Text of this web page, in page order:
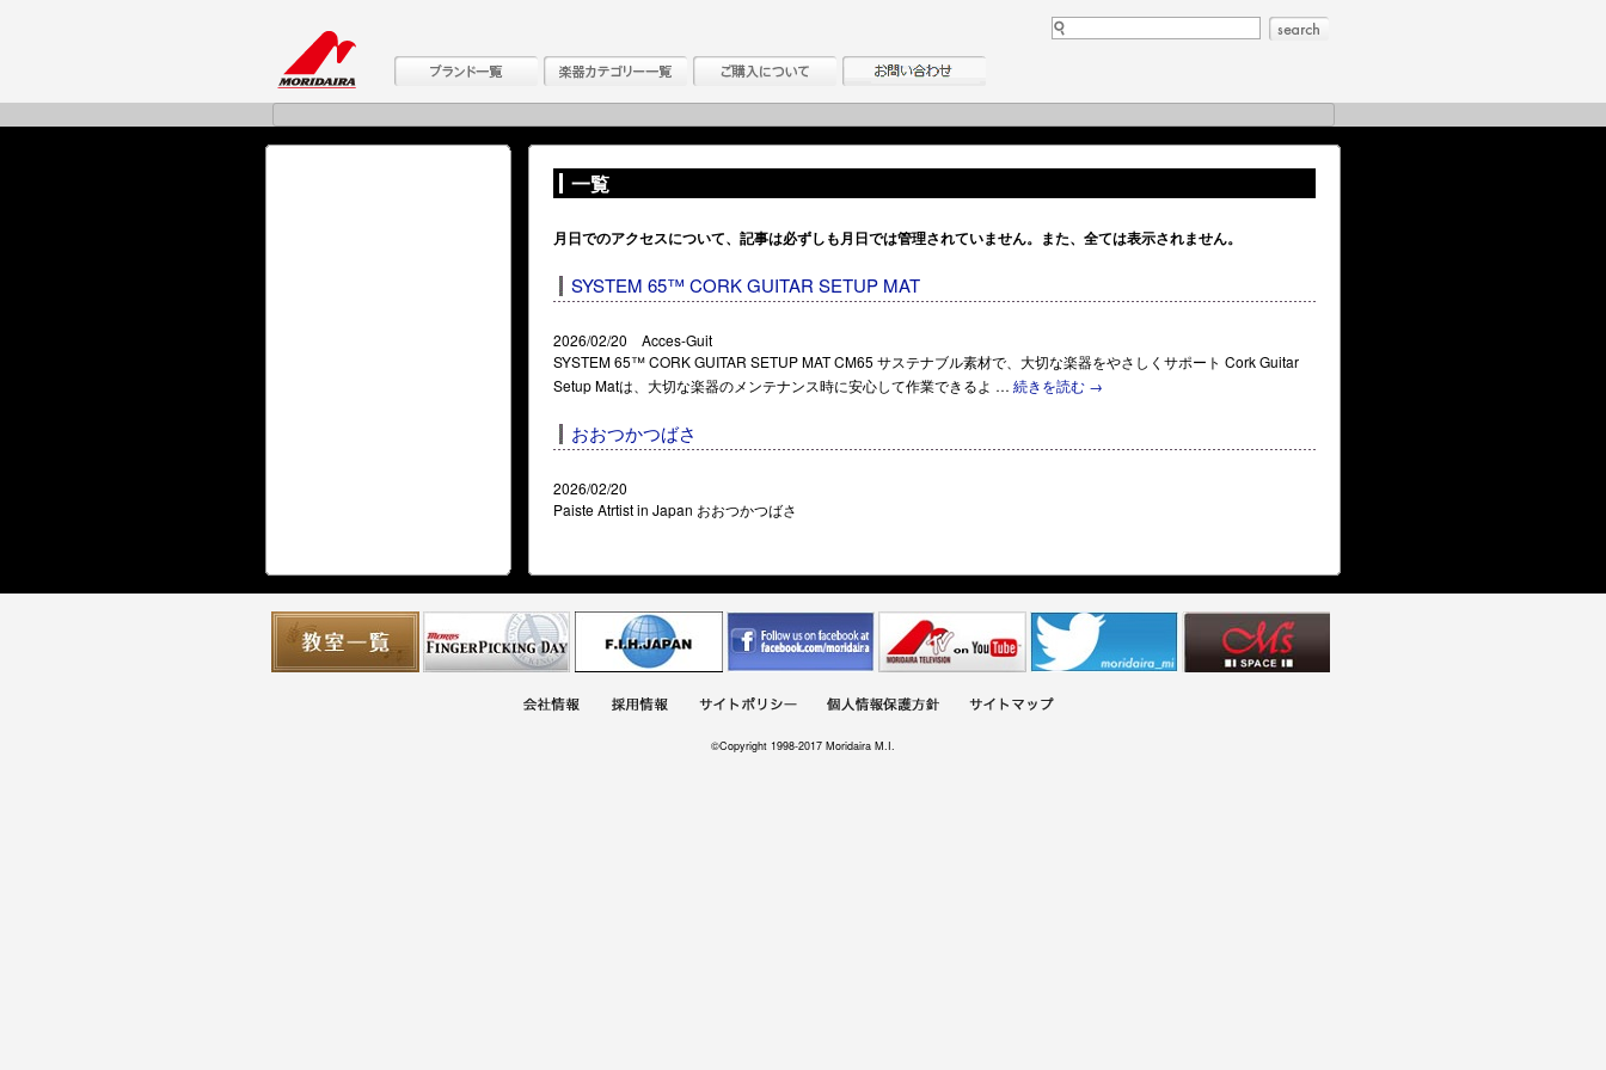
一覧
月日でのアクセスについて、記事は必ずしも月日では管理されていません。また、全ては表示されません。
SYSTEM 65™ CORK GUITAR SETUP MAT
2026/02/20 Acces-Guit
SYSTEM 65™ CORK GUITAR SETUP MAT CM65 サステナブル素材で、大切な楽器をやさしくサポート Cork Guitar
Setup Matは、大切な楽器のメンテナンス時に安心して作業できるよ … 続きを読む →
おおつかつばさ
2026/02/20
Paiste Atrtist in Japan おおつかつばさ
©Copyright 1998-2017 Moridaira M.I.